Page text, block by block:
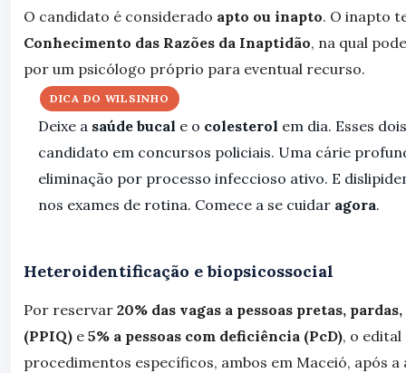
O candidato é considerado apto ou inapto. O inapto
Conhecimento das Razões da Inaptidão, na qual
por um psicólogo próprio para eventual recurso.
DICA DO WILSINHO
Deixe a saúde bucal e o colesterol em dia. Esses
candidato em concursos policiais. Uma cárie
eliminação por processo infeccioso ativo. E
nos exames de rotina. Comece a se cuidar agora.
Heteroidentificação e biopsicossocial
Por reservar 20% das vagas a pessoas pretas,
(PPIQ) e 5% a pessoas com deficiência (PcD), o edital
procedimentos específicos, ambos em Maceió, após